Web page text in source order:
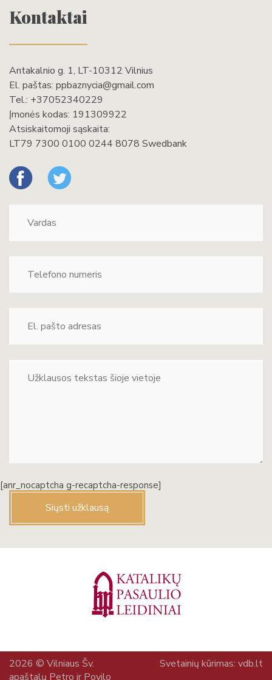
Kontaktai
Antakalnio g. 1, LT-10312 Vilnius
El. paštas: ppbaznycia@gmail.com
Tel.: +37052340229
Įmonės kodas: 191309922
Atsiskaitomoji sąskaita:
LT79 7300 0100 0244 8078 Swedbank
[anr_nocaptcha g-recaptcha-response]
2026 © Vilniaus Šv.
apaštalų Petro ir Povilo
Svetainių kūrimas: vdb.lt